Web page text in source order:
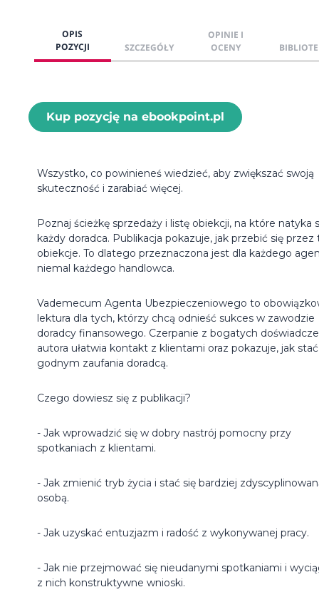
OPIS
POZYCJI
SZCZEGÓŁY
OPINIE I
OCENY
Kup pozycję na ebookpoint.pl
Wszystko, co powinieneś wiedzieć, aby zwiększać swoją
skuteczność i zarabiać więcej.
Poznaj ścieżkę sprzedaży i listę obiekcji, na które natyka
każdy doradca. Publikacja pokazuje, jak przebić się przez
obiekcje. To dlatego przeznaczona jest dla każdego
niemal każdego handlowca.
Vademecum Agenta Ubezpieczeniowego to
lektura dla tych, którzy chcą odnieść sukces w zawodzie
doradcy finansowego. Czerpanie z bogatych
autora ułatwia kontakt z klientami oraz pokazuje, jak
godnym zaufania doradcą.
Czego dowiesz się z publikacji?
- Jak wprowadzić się w dobry nastrój pomocny przy
spotkaniach z klientami.
- Jak zmienić tryb życia i stać się bardziej
osobą.
- Jak uzyskać entuzjazm i radość z wykonywanej pracy.
- Jak nie przejmować się nieudanymi spotkaniami i
z nich konstruktywne wnioski.